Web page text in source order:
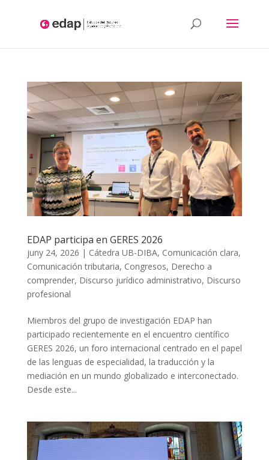
contingut personalitzat i/o publicitat. Si continues navegant,
considerem que acceptes la utilització.
Més informació
EDAP participa en GERES 2026
juny 24, 2026 | Cátedra UB-DIBA, Comunicación clara,
Comunicación tributaria, Congresos, Derecho a
comprender, Discurso jurídico administrativo, Discurso
profesional
Miembros del grupo de investigación EDAP han
participado recientemente en el encuentro científico
GERES 2026, un foro internacional centrado en el papel
de las lenguas de especialidad, la traducción y la
mediación en un mundo globalizado e interconectado.
Desde este...